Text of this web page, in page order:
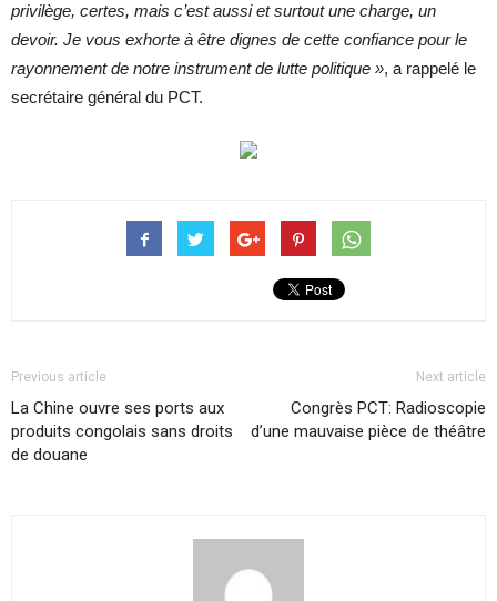
privilège, certes, mais c’est aussi et surtout une charge, un
devoir. Je vous exhorte à être dignes de cette confiance pour le
rayonnement de notre instrument de lutte politique », a rappelé le
secrétaire général du PCT.
Previous article
La Chine ouvre ses ports aux
produits congolais sans droits
de douane
Next article
Congrès PCT: Radioscopie
d’une mauvaise pièce de théâtre